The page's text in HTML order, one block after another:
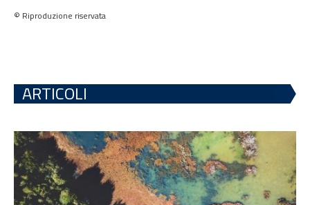
© Riproduzione riservata
ARTICOLI